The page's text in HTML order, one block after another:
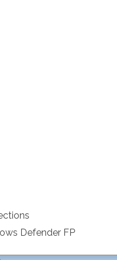
Defender FP